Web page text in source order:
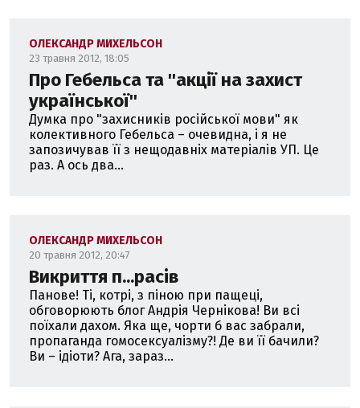
ОЛЕКСАНДР МИХЕЛЬСОН
23 травня 2012, 18:05
Про Гебельса та ''акції на захист
української''
Думка про "захисників російської мови" як
колективного Гебельса – очевидна, і я не
запозичував її з нещодавніх матеріалів УП. Це
раз. А ось два...
ОЛЕКСАНДР МИХЕЛЬСОН
20 травня 2012, 20:47
Викриття п...расів
Панове! Ті, котрі, з піною при пащеці,
обговорюють блог Андрія Чернікова! Ви всі
поїхали дахом. Яка ще, чорти б вас забрали,
пропаганда гомосексуалізму?! Де ви її бачили?
Ви – ідіоти? Ага, зараз...